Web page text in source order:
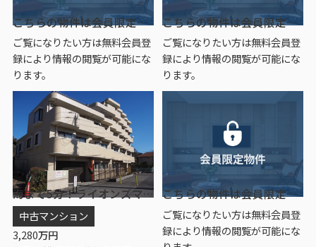
こちらの物件は会員限定物件です。
ご覧になりたい方は無料会員登
録により情報の閲覧が可能にな
ります。
こちらの物件は会員限定物件です。
ご覧になりたい方は無料会員登
録により情報の閲覧が可能にな
ります。
海まで5分！ライオンズマンション湘南秋谷 4階 オーナーチェンジ物件
中古マンション
3,280万円
こちらの物件は会員限定物件です。
ご覧になりたい方は無料会員登
録により情報の閲覧が可能にな